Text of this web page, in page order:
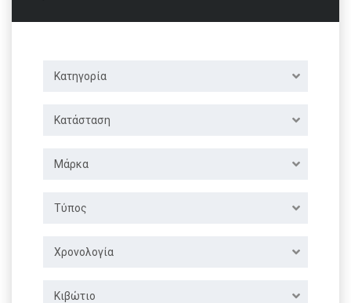
Κατηγορία
Κατάσταση
Μάρκα
Τύπος
Χρονολογία
Κιβώτιο